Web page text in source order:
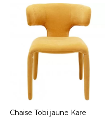
Chaise Tobi jaune Kare